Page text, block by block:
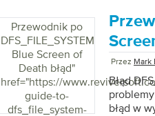
Przewodnik po
DFS_FILE_SYSTEM
Blue Screen of
Death błąd"
href="https://
guide-to-
dfs_file_system-
Przez Mark
Błąd
błąd w